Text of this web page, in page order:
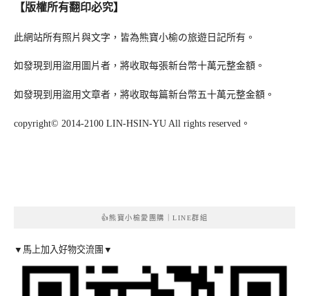
【版權所有翻印必究】
此網站所有照片與文字，皆為熊寶小榆の旅遊日記所有。
如發現到用盜用圖片者，將收取每張新台幣十萬元整金額。
如發現到用盜用文章者，將收取每篇新台幣五十萬元整金額。
copyright© 2014-2100 LIN-HSIN-YU All rights reserved。
👍熊寶小榆愛團購｜LINE群組
▼馬上加入好物交流團▼